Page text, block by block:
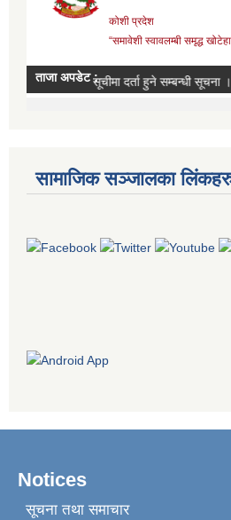
सामाजिक सञ्जालका
Notices
सूचना तथा समाचार